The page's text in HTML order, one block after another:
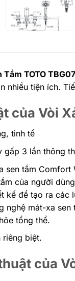
Tắm TOTO
nhiều tiện ích.
của Vòi
tinh tế
gấp 3 lần thông
sen tắm
của người
kế để tạo ra các
nghệ mát-xa
tổng thể.
riêng biệt.
của